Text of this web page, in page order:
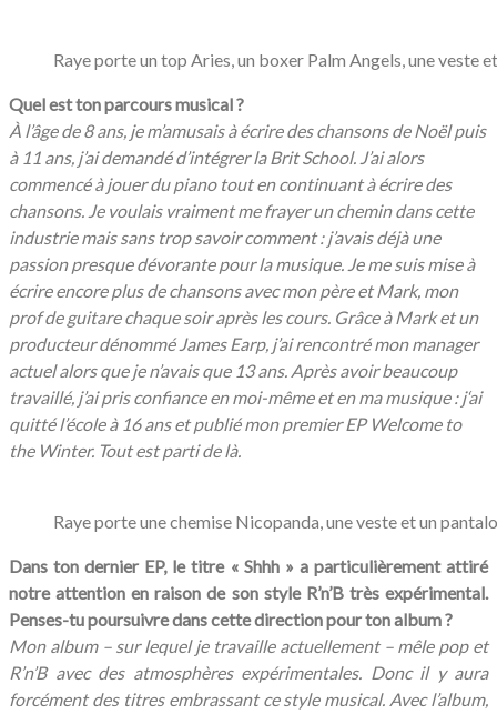
Raye porte un top Aries, un boxer Palm Angels, une veste
Quel est ton parcours musical ?
À l’âge de 8 ans, je m’amusais à écrire des chansons de Noël puis
à 11 ans, j’ai demandé d’intégrer la Brit School. J’ai alors
commencé à jouer du piano tout en continuant à écrire des
chansons. Je voulais vraiment me frayer un chemin dans cette
industrie mais sans trop savoir comment : j’avais déjà une
passion presque dévorante pour la musique. Je me suis mise à
écrire encore plus de chansons avec mon père et Mark, mon
prof de guitare chaque soir après les cours. Grâce à Mark et un
producteur dénommé James Earp, j’ai rencontré mon manager
actuel alors que je n’avais que 13 ans. Après avoir beaucoup
travaillé, j’ai pris confiance en moi-même et en ma musique : j‘ai
quitté l’école à 16 ans et publié mon premier EP Welcome to
the Winter. Tout est parti de là.
Raye porte une chemise Nicopanda, une veste et un
Dans ton dernier EP, le titre « Shhh » a particulièrement attiré
notre attention en raison de son style R’n’B très expérimental.
Penses-tu poursuivre dans cette direction pour ton album ?
Mon album – sur lequel je travaille actuellement – mêle pop et
R’n’B avec des atmosphères expérimentales. Donc il y aura
forcément des titres embrassant ce style musical. Avec l’album,